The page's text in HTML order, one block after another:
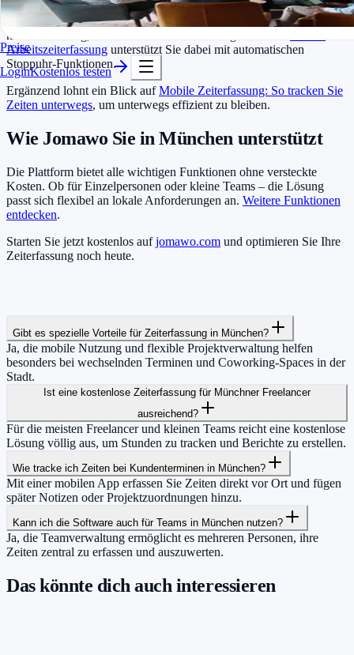
In Minuten startklar
Kostenlos testen
Preise
LoginKostenlos testen
Beginnen Sie mit einfachen Projekten und integrieren Sie die
Software schrittweise in Ihren Workflow. Achten Sie auf eine gute
mobile Nutzung, da viele Münchner unterwegs arbeiten.
Arbeitszeiterfassung unterstützt Sie dabei mit automatischen
Stoppuhr-Funktionen.
Ergänzend lohnt ein Blick aufMobile Zeiterfassung: So tracken Sie
Zeiten unterwegs, um unterwegs effizient zu bleiben.
Wie Jomawo Sie in München unterstützt
Die Plattform bietet alle wichtigen Funktionen ohne versteckte
Kosten. Ob für Einzelpersonen oder kleine Teams – die Lösung
passt sich flexibel an lokale Anforderungen an. Weitere Funktionen
entdecken.
Starten Sie jetzt kostenlos aufjomawo.com und optimieren Sie Ihre
Zeiterfassung noch heute.
Gibt es spezielle Vorteile für Zeiterfassung in München?
Ja, die mobile Nutzung und flexible Projektverwaltung helfen
besonders bei wechselnden Terminen und Coworking-Spaces in der
Stadt.
Ist eine kostenlose Zeiterfassung für Münchner Freelancer
ausreichend?
Für die meisten Freelancer und kleinen Teams reicht eine kostenlose
Lösung völlig aus, um Stunden zu tracken und Berichte zu erstellen.
Wie tracke ich Zeiten bei Kundenterminen in München?
Mit einer mobilen App erfassen Sie Zeiten direkt vor Ort und fügen
später Notizen oder Projektzuordnungen hinzu.
Kann ich die Software auch für Teams in München nutzen?
Ja, die Teamverwaltung ermöglicht es mehreren Personen, ihre
Zeiten zentral zu erfassen und auszuwerten.
Das könnte dich auch interessieren